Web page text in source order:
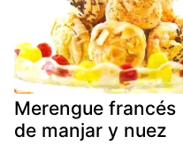
Merengue francés
de manjar y nuez